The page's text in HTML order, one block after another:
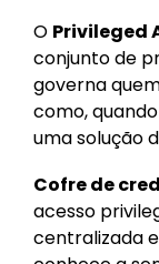
O Privileged
conjunto de
governa
como,
uma solução
Cofre de
acesso
centralizada